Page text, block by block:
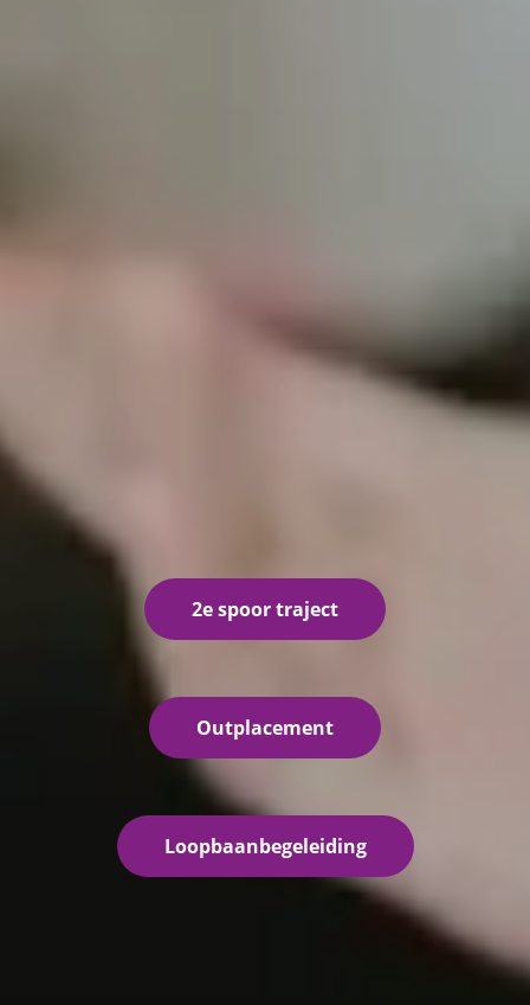
2e spoor traject
Outplacement
Loopbaanbegeleiding